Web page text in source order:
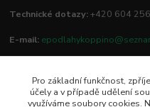
Technické dotazy:+420 604
E-mail:
Prodejna/vzorkovna:
Pro základní funkčnost,
účely a v případě udělení
využíváme soubory cookies.